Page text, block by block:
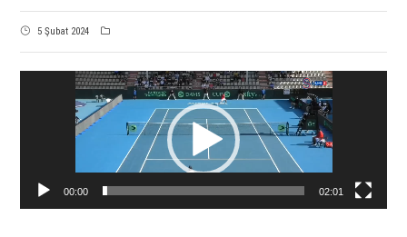
5 Şubat 2024
00:00 02:01